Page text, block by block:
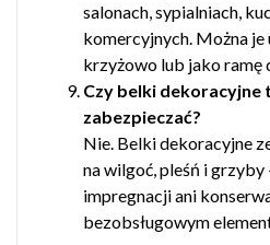
salonach, sypialniach,
komercyjnych. Można je
krzyżowo lub jako ramę
Czy belki
zabezpieczać?
Nie. Belki dekoracyjne
na wilgoć, pleśń i grzyby
impregnacji ani
bezobsługowym